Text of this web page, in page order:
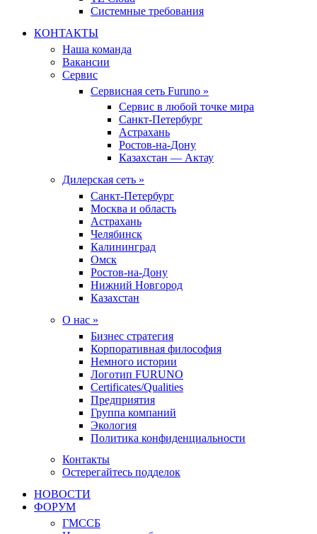
Системные требования
КОНТАКТЫ
Наша команда
Вакансии
Сервис
Сервисная сеть Furuno »
Сервис в любой точке мира
Санкт-Петербург
Астрахань
Ростов-на-Дону
Казахстан — Актау
Дилерская сеть »
Санкт-Петербург
Москва и область
Астрахань
Челябинск
Калининград
Омск
Ростов-на-Дону
Нижний Новгород
Казахстан
О нас »
Бизнес стратегия
Корпоративная философия
Немного истории
Логотип FURUNO
Certificates/Qualities
Предприятия
Группа компаний
Экология
Политика конфиденциальности
Контакты
Остерегайтесь подделок
НОВОСТИ
ФОРУМ
ГМССБ